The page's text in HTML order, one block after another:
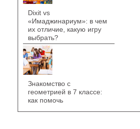
Dixit vs
«Имаджинариум»: в чем
их отличие, какую игру
выбрать?
Знакомство с
геометрией в 7 классе:
как помочь